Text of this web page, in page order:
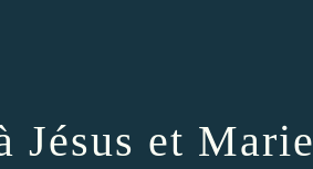
Jésus et Marie